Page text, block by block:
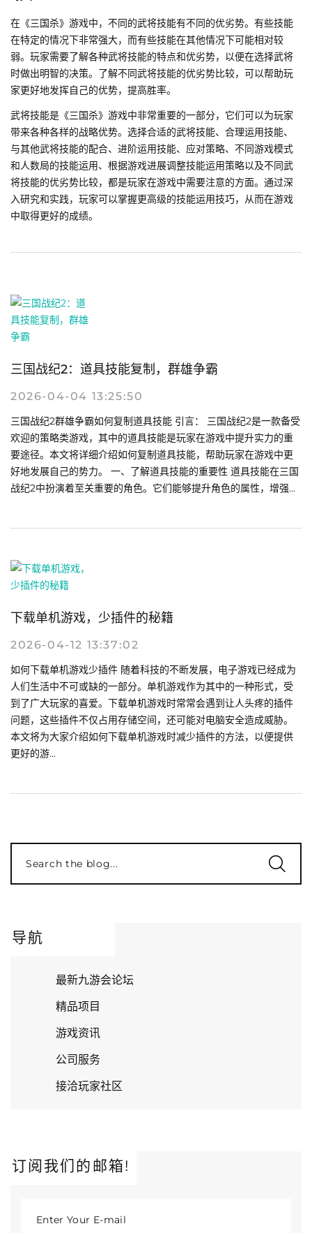
在《三国杀》游戏中，不同的武将技能有不同的优劣势。有些技能
在特定的情况下非常强大，而有些技能在其他情况下可能相对较
弱。玩家需要了解各种武将技能的特点和优劣势，以便在选择武将
时做出明智的决策。了解不同武将技能的优劣势比较，可以帮助玩
家更好地发挥自己的优势，提高胜率。
武将技能是《三国杀》游戏中非常重要的一部分，它们可以为玩家
带来各种各样的战略优势。选择合适的武将技能、合理运用技能、
与其他武将技能的配合、进阶运用技能、应对策略、不同游戏模式
和人数局的技能运用、根据游戏进展调整技能运用策略以及不同武
将技能的优劣势比较，都是玩家在游戏中需要注意的方面。通过深
入研究和实践，玩家可以掌握更高级的技能运用技巧，从而在游戏
中取得更好的成绩。
三国战纪2：道具技能复制，群雄争霸
2026-04-04 13:25:50
三国战纪2群雄争霸如何复制道具技能 引言： 三国战纪2是一款备受
欢迎的策略类游戏，其中的道具技能是玩家在游戏中提升实力的重
要途径。本文将详细介绍如何复制道具技能，帮助玩家在游戏中更
好地发展自己的势力。 一、了解道具技能的重要性 道具技能在三国
战纪2中扮演着至关重要的角色。它们能够提升角色的属性，增强...
下载单机游戏，少插件的秘籍
2026-04-12 13:37:02
如何下载单机游戏少插件 随着科技的不断发展，电子游戏已经成为
人们生活中不可或缺的一部分。单机游戏作为其中的一种形式，受
到了广大玩家的喜爱。下载单机游戏时常常会遇到让人头疼的插件
问题，这些插件不仅占用存储空间，还可能对电脑安全造成威胁。
本文将为大家介绍如何下载单机游戏时减少插件的方法，以便提供
更好的游...
Search the blog...
导航
最新九游会论坛
精品项目
游戏资讯
公司服务
接洽玩家社区
订阅我们的邮箱!
Enter Your E-mail